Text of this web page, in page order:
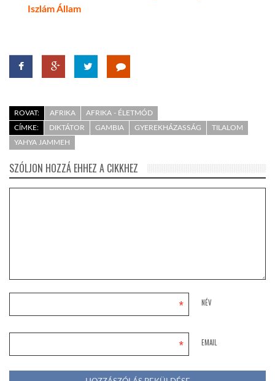
Iszlám Állam
ROVAT: AFRIKA
AFRIKA - ÉLETMÓD
CÍMKE:
DIKTÁTOR GAMBIA GYEREKHÁZASSÁG
TILALOM
YAHYA JAMMEH
SZÓLJON HOZZÁ EHHEZ A CIKKHEZ
NÉV
*
EMAIL
*